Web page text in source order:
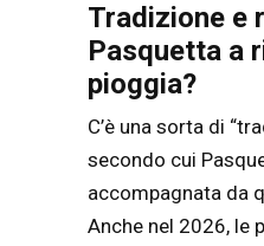
Tradizione e
Pasquetta a
pioggia?
C’è una sorta di
secondo cui
accompagnata da
Anche nel 2026, le